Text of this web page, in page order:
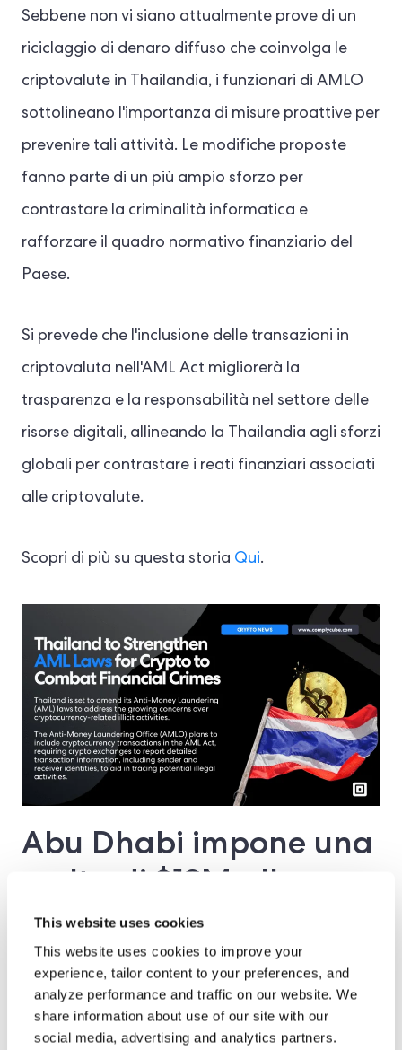
This website uses cookies
This website uses cookies to improve your
experience, tailor content to your preferences, and
analyze performance and traffic on our website. We
share information about use of our site with our
social media, advertising and analytics partners.
Sebbene non vi siano attualmente prove di un
riciclaggio di denaro diffuso che coinvolga le
criptovalute in Thailandia, i funzionari di AMLO
sottolineano l'importanza di misure proattive per
prevenire tali attività. Le modifiche proposte
fanno parte di un più ampio sforzo per
contrastare la criminalità informatica e
rafforzare il quadro normativo finanziario del
Paese.
Si prevede che l'inclusione delle transazioni in
criptovaluta nell'AML Act migliorerà la
trasparenza e la responsabilità nel settore delle
risorse digitali, allineando la Thailandia agli sforzi
globali per contrastare i reati finanziari associati
alle criptovalute.
Scopri di più su questa storia Qui.
Abu Dhabi impone una
multa di $12M alla
società di criptovalute
Hayvn per violazioni
AML
L'Autorità di regolamentazione dei servizi